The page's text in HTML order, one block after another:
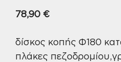
78,90 €
δίσκος κοπής Φ180
πλάκες